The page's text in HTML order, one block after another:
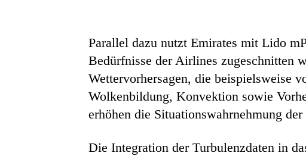
Parallel dazu nutzt Emirates mit Lido
Bedürfnisse der Airlines zugeschnitten
Wettervorhersagen, die beispielsweise
Wolkenbildung, Konvektion sowie
erhöhen die Situationswahrnehmung
Die Integration der Turbulenzdaten in